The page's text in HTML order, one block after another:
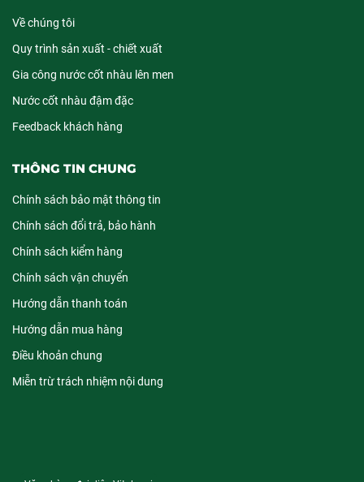
Về chúng tôi
Quy trình sản xuất - chiết xuất
Gia công nước cốt nhàu lên men
Nước cốt nhàu đậm đặc
Feedback khách hàng
THÔNG TIN CHUNG
Chính sách bảo mật thông tin
Chính sách đổi trả, bảo hành
Chính sách kiểm hàng
Chính sách vận chuyển
Hướng dẫn thanh toán
Hướng dẫn mua hàng
Điều khoản chung
Miễn trừ trách nhiệm nội dung